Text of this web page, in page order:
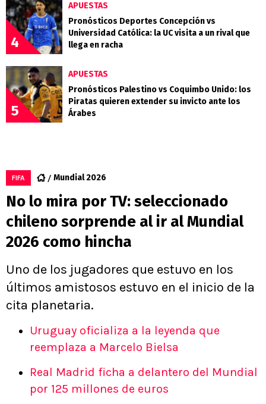
4
APUESTAS
Pronósticos Deportes Concepción vs
Universidad Católica: la UC visita a un rival que
llega en racha
5
APUESTAS
Pronósticos Palestino vs Coquimbo Unido: los
Piratas quieren extender su invicto ante los
Árabes
FIFA Mundial 2026
No lo mira por TV: seleccionado
chileno sorprende al ir al Mundial
2026 como hincha
Uno de los jugadores que estuvo en los
últimos amistosos estuvo en el inicio de la
cita planetaria.
Uruguay oficializa a la leyenda que
reemplaza a Marcelo Bielsa
Real Madrid ficha a delantero del Mundial
por 125 millones de euros